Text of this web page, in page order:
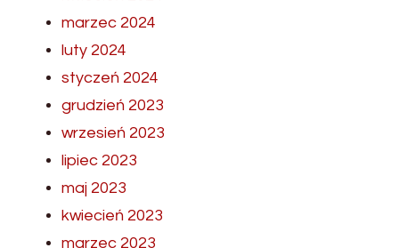
marzec 2024
luty 2024
styczeń 2024
grudzień 2023
wrzesień 2023
lipiec 2023
maj 2023
kwiecień 2023
marzec 2023